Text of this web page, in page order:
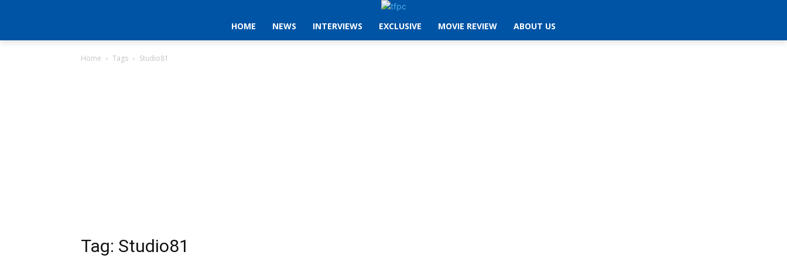
HOME NEWS INTERVIEWS EXCLUSIVE MOVIE REVIEW ABOUT US
Home Tags Studio81
Tag: Studio81